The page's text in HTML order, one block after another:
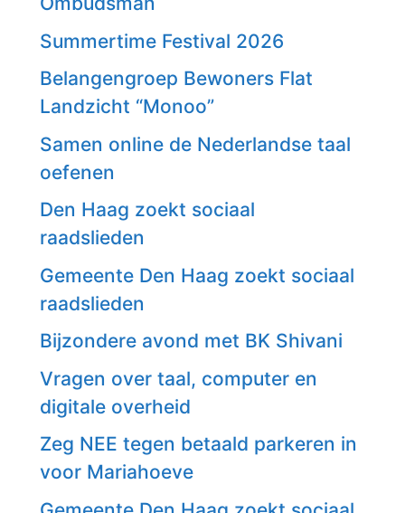
Summertime Festival 2026
Belangengroep Bewoners Flat
Landzicht “Monoo”
Samen online de Nederlandse taal
oefenen
Den Haag zoekt sociaal
raadslieden
Gemeente Den Haag zoekt sociaal
raadslieden
Bijzondere avond met BK Shivani
Vragen over taal, computer en
digitale overheid
Zeg NEE tegen betaald parkeren in
voor Mariahoeve